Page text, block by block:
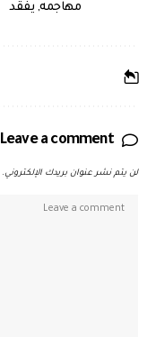
مهاجمه, يفقد
Leave a comment
لن يتم نشر عنوان بريدك الإلكتروني.